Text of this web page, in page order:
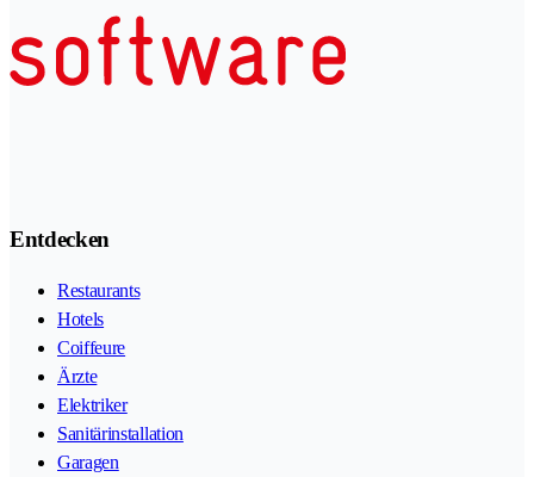
Entdecken
Restaurants
Hotels
Coiffeure
Ärzte
Elektriker
Sanitärinstallation
Garagen